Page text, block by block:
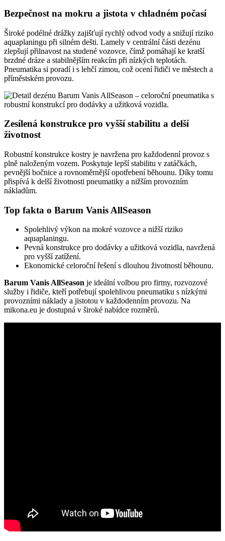
Bezpečnost na mokru a jistota v chladném počasí
Široké podélné drážky zajišťují rychlý odvod vody a snižují riziko
aquaplaningu při silném dešti. Lamely v centrální části dezénu
zlepšují přilnavost na studené vozovce, čímž pomáhají ke kratší
brzdné dráze a stabilnějším reakcím při nízkých teplotách.
Pneumatika si poradí i s lehčí zimou, což ocení řidiči ve městech a
příměstském provozu.
Zesílená konstrukce pro vyšší stabilitu a delší
životnost
Robustní konstrukce kostry je navržena pro každodenní provoz s
plně naloženým vozem. Poskytuje lepší stabilitu v zatáčkách,
pevnější bočnice a rovnoměrnější opotřebení běhounu. Díky tomu
přispívá k delší životnosti pneumatiky a nižším provozním
nákladům.
Top fakta o Barum Vanis AllSeason
Spolehlivý výkon na mokré vozovce a nižší riziko
aquaplaningu.
Pevná konstrukce pro dodávky a užitková vozidla, navržená
pro vyšší zatížení.
Ekonomické celoroční řešení s dlouhou životností běhounu.
Barum Vanis AllSeason je ideální volbou pro firmy, rozvozové
služby i řidiče, kteří potřebují spolehlivou pneumatiku s nízkými
provozními náklady a jistotou v každodenním provozu. Na
mikona.eu je dostupná v široké nabídce rozměrů.